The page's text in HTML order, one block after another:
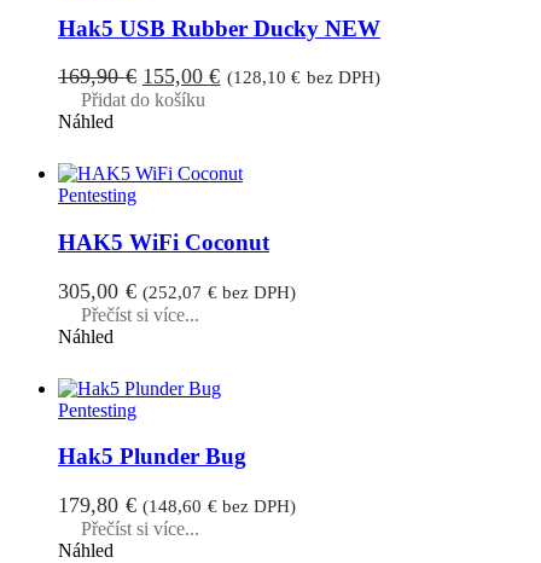
Hak5 USB Rubber Ducky NEW
169,90€ Původní
cena
155,00€Aktuální
(128,10€ bez DPH)
Přidat do košíku
Náhled
Pentesting
HAK5 WiFi Coconut
305,00 € (252,07 €bez DPH)
Přečíst si více...
Náhled
Pentesting
Hak5 Plunder Bug
179,80 € (148,60 €bez DPH)
Přečíst si více...
Náhled